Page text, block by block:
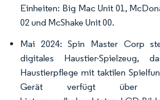
Einheiten: Big Mac Unit 01,
02 und McShake Unit 00.
Mai 2024: Spin Master Corp
digitales Haustier-Spielzeug,
Haustierpflege mit taktilen
Gerät verfügt über